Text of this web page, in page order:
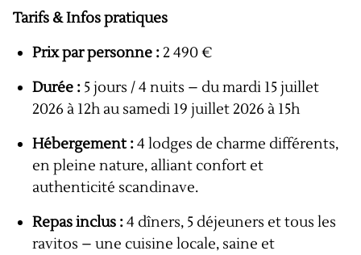
Tarifs & Infos pratiques
Prix par personne :2 490 €
Durée : 5 jours / 4 nuits – du mardi 15 juillet
2026 à 12h au samedi 19 juillet 2026 à 15h
Hébergement :4 lodges de charme différents,
en pleine nature, alliant confort et
authenticité scandinave.
Repas inclus :4 dîners, 5 déjeuners et tous les
ravitos – une cuisine locale, saine et